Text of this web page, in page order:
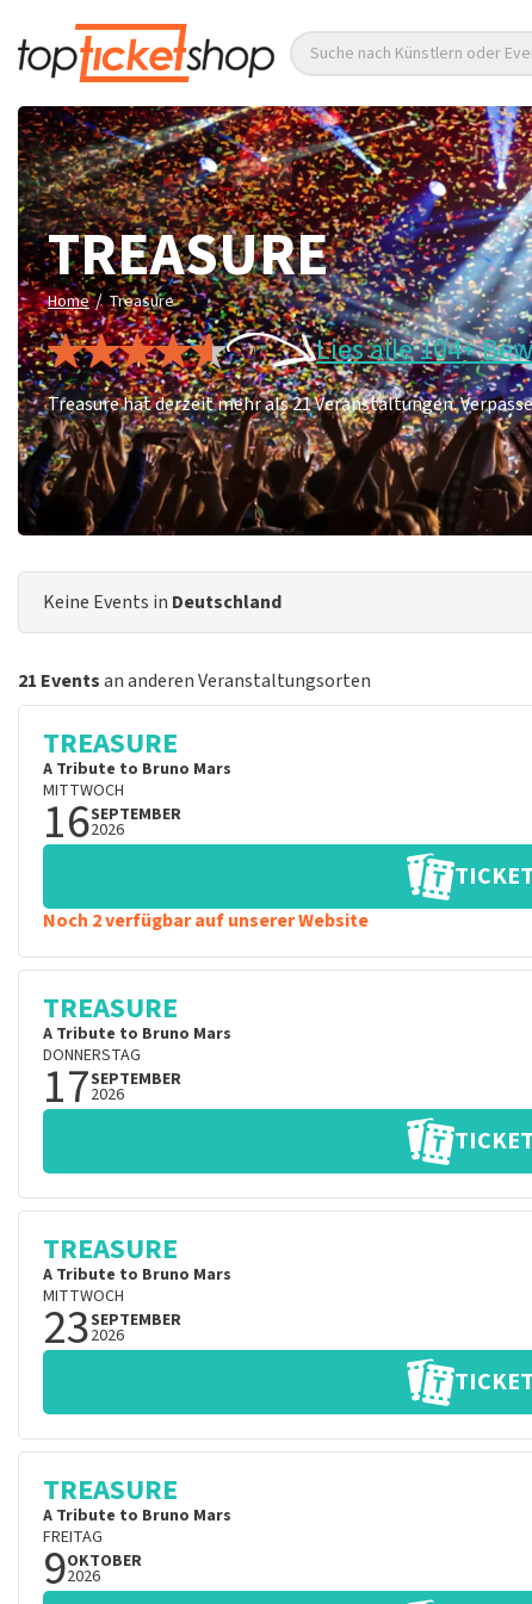
Suche nach Künstlern oder
TREASURE
Home / Treasure
Lies alle 104+
Treasure hat derzeit mehr als 21 Veranstaltungen.
Keine Events in Deutschland
21 Eventsan anderen Veranstaltungsorten
TREASURE
A Tribute to Bruno Mars
MITTWOCH
16SEPTEMBER
2026
Noch 2 verfügbar auf unserer Website
TREASURE
A Tribute to Bruno Mars
DONNERSTAG
17SEPTEMBER
2026
TREASURE
A Tribute to Bruno Mars
MITTWOCH
23SEPTEMBER
2026
TREASURE
A Tribute to Bruno Mars
FREITAG
9OKTOBER
2026